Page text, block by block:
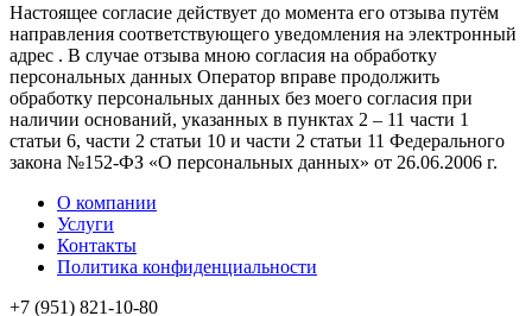
Настоящее согласие действует до момента его отзыва путём
направления соответствующего уведомления на электронный
адрес . В случае отзыва мною согласия на обработку
персональных данных Оператор вправе продолжить
обработку персональных данных без моего согласия при
наличии оснований, указанных в пунктах 2 – 11 части 1
статьи 6, части 2 статьи 10 и части 2 статьи 11 Федерального
закона №152-ФЗ «О персональных данных» от 26.06.2006 г.
О компании
Услуги
Контакты
Политика конфиденциальности
+7 (951) 821-10-80